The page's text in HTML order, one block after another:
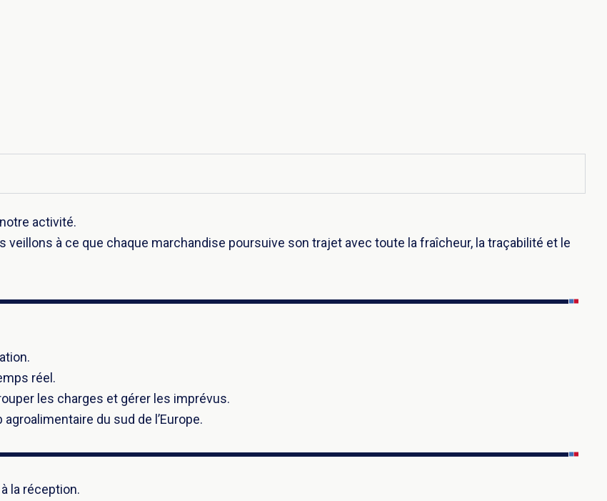
activité.
à ce que chaque marchandise poursuive son trajet avec toute la fraîcheur, la traçabilité et le
réel.
les charges et gérer les imprévus.
du sud de l’Europe.
la réception.